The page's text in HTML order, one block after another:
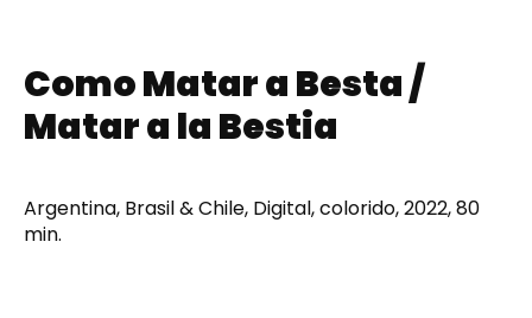
Como Matar a Besta /
Matar a la Bestia
Argentina, Brasil & Chile, Digital, colorido, 2022, 80
min.